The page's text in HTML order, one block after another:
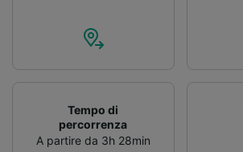
Tempo di
percorrenza
A partire da 3h 28min